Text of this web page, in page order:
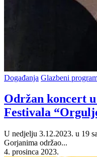
Posted
Događanja Glazbeni
Održan koncert
Festivala
U nedjelju 3.12.2023. u 19
Gorjanima održao...
4. prosinca 2023.